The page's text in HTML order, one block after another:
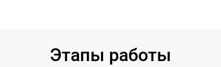
Этапы работы